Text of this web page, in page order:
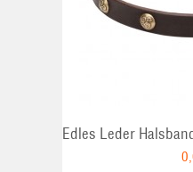
Edles Leder